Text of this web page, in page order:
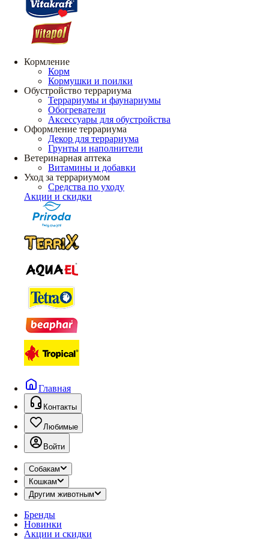
Кормление
Корм
Кормушки и поилки
Обустройство террариума
Террариумы и фаунариумы
Обогреватели
Аксессуары для обустройства
Оформление террариума
Декор для террариума
Грунты и наполнители
Ветеринарная аптека
Витамины и добавки
Уход за террариумом
Средства по уходу
Акции и скидки
Главная
Контакты
Любимые
Войти
Собакам
Кошкам
Другим животным
Бренды
Новинки
Акции и скидки